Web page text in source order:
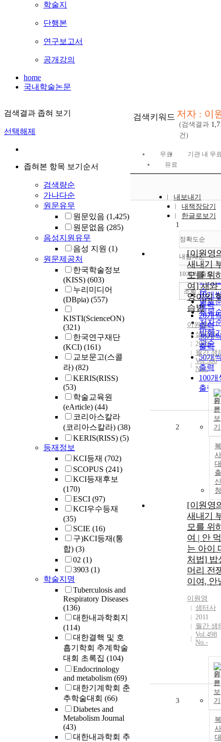
학술지
단행본
연구보고서
공개강의
home
국내학술논문
검색결과 좁혀 보기
선택해제
좁혀본 항목 보기순서
검색량순
가나다순
원문유무
원문있음 (1,425)
원문없음 (285)
음성지원유무
음성 지원 (1)
원문제공처
한국학술정보
(KISS) (603)
누리미디어
(DBpia) (557)
KISTI(ScienceON)
(321)
한국연구재단
(KCI) (161)
교보문고(스콜
라) (82)
KERIS(RISS)
(53)
학술교육원
(eArticle) (44)
코리아스칼라
(코리아스칼라) (38)
KERIS(RISS) (5)
등재정보
KCI등재 (702)
SCOPUS (241)
KCI등재후보
(170)
ESCI (97)
KCI우수등재
(35)
SCIE (16)
구)KCI등재(통
합) (3)
02 (1)
3903 (1)
학술지명
Tuberculosis and
Respiratory Diseases
(136)
대한내과학회지
(114)
대한결핵 및 호
흡기학회 추계학술
대회 초록집 (104)
Endocrinology
and metabolism (69)
대한기계학회 춘
추학술대회 (66)
Diabetes and
Metabolism Journal
(43)
대한내과학회 추
검색키워드 저자 : 이
(검색결과
건)
무료
기관 내 무
유료
내보내기
내책장담기
한글로보기
정확도순
정확
순
인기
순
연도
제목
저자
발행
관순
내림차순
내림
10개씩 출력
10개
출력
20개
출력
30개
출력
50개
출력
100개
출력
조회
1
[이원영
새내기
모를 위
여] 새와
양이의
습법
이원영
샘터사
2012
월간 샘
Vol.506
No.-
원
문
보
기
복
대
출
신
청
2
[이원영
새내기
모를 위
여 | 안 먹
는 아이
처법] 밥
머리 전
이여, 안
이원영
샘터사
2011
월간 샘
Vol.498
No.-
원
문
보
기
복
대
3